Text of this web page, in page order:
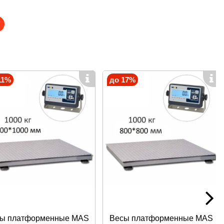
подключения к системе можно использовать
входит кабель USB с длиной провода 1,8 м.
условиях. Он может считывать данные даже с
подсветке, устройство распознает
товар со штрих-кодом. Автоматический режим ускоряет
и визуальной индикацией.
брендов. Драйвера для синхронизации входят в
продукции, обуви, одежды, лекарственных
платформенные MAS
до 17%
Весы платформенные MAS